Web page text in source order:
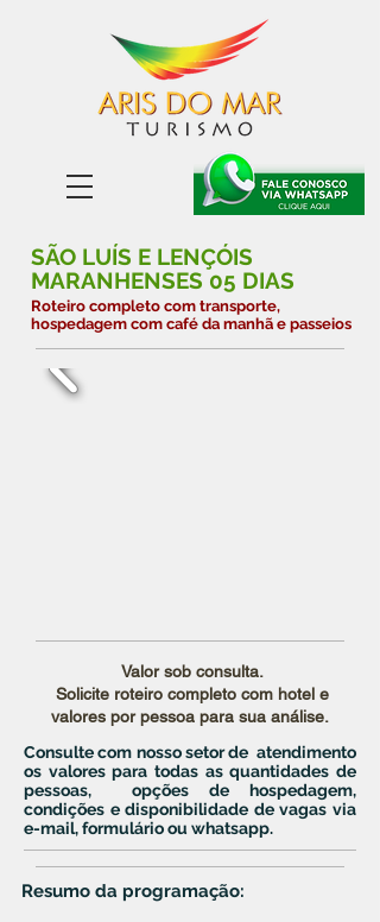
SÃO LUÍS E LENÇÓIS
MARANHENSES 05 DIAS
Roteiro completo com transporte,
hospedagem com café da manhã e passeios
Valor sob consulta.
Solicite roteiro completo com hotel e
valores por pessoa para sua análise.
Consulte com nosso setor de atendimento
os valores para todas as quantidades de
pessoas, opções de hospedagem,
condições e disponibilidade de vagas via
e-mail, formulário ou whatsapp.
Resumo da programação: